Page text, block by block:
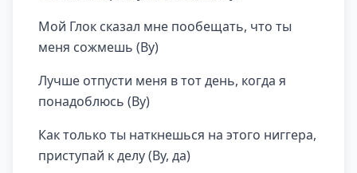
Мой Глок сказал мне пообещать, что ты
меня сожмешь (Ву)
Лучше отпусти меня в тот день, когда я
понадоблюсь (Ву)
Как только ты наткнешься на этого ниггера,
приступай к делу (Ву, да)